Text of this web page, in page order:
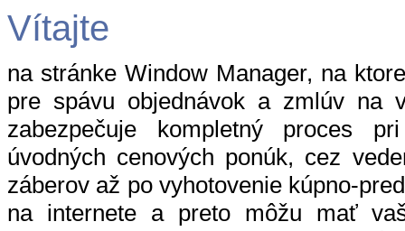
Vítajte
na stránke Window Manager, na
pre spávu objednávok a zmlúv na
zabezpečuje kompletný proces
úvodných cenových ponúk, cez
záberov až po vyhotovenie kúpno-
na internete a preto môžu mať